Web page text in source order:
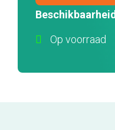
Beschikbaarheid
Op voorraad